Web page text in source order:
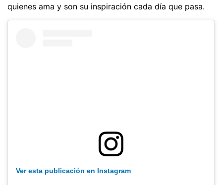
quienes ama y son su inspiración cada día que pasa.
Ver esta publicación en Instagram